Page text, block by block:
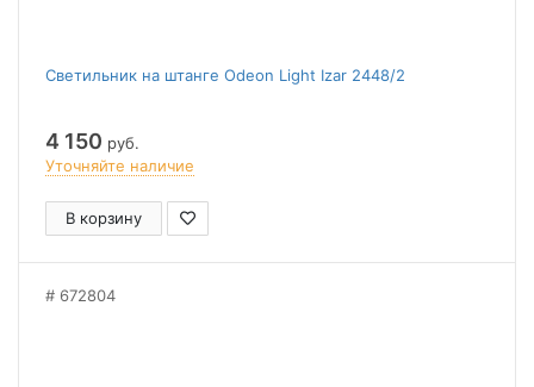
Светильник на штанге Odeon Light Izar 2448/2
4 150 руб.
Уточняйте наличие
В корзину
672804